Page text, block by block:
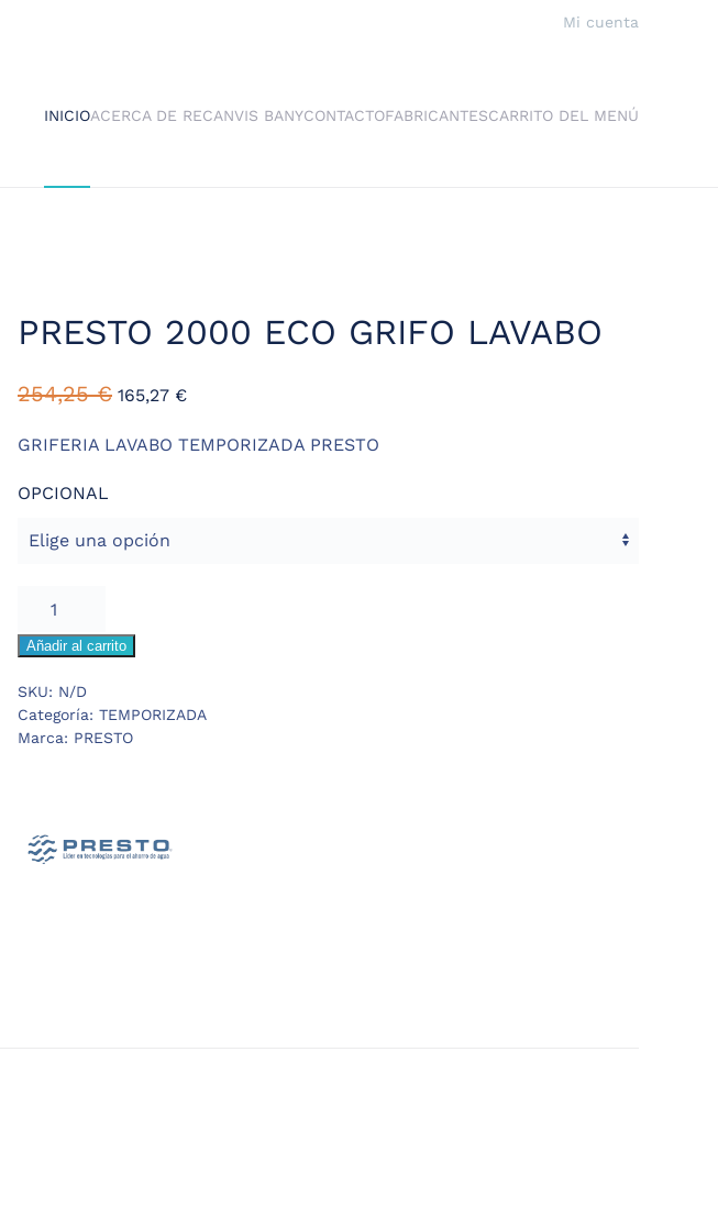
Mi cuenta
INICIOACERCA DE RECANVIS BANYCONTACTOFABRICANTESCARRITO DEL MENÚ
PRESTO 2000 ECO GRIFO LAVABO
254,25€ 165,27 €
GRIFERIA LAVABO TEMPORIZADA PRESTO
OPCIONAL
ECO
LAVABO
cantidad
Añadir al carrito
SKU: N/D
Categoría: TEMPORIZADA
Marca: PRESTO